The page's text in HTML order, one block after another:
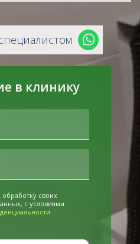
в клинику
своих
с условиями